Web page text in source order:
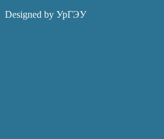
Designed by УрГЭУ